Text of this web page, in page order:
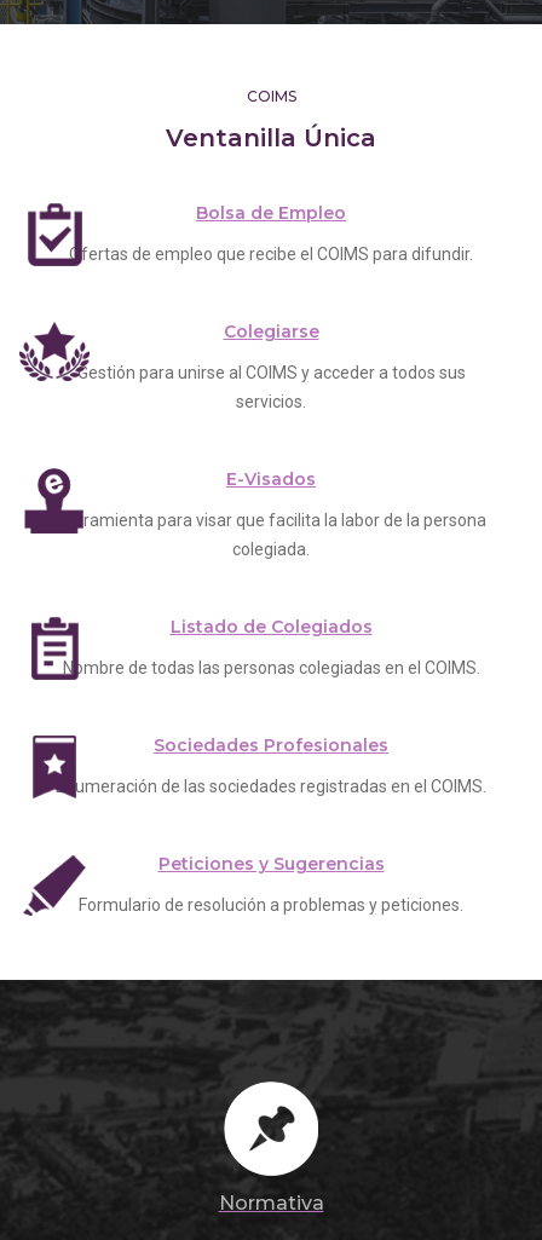
COIMS
Ventanilla Única
Bolsa de Empleo
Ofertas de empleo que recibe el COIMS para difundir.
Colegiarse
Gestión para unirse al COIMS y acceder a todos sus
servicios.
E-Visados
Herramienta para visar que facilita la labor de la persona
colegiada.
Listado de Colegiados
Nombre de todas las personas colegiadas en el COIMS.
Sociedades Profesionales
Enumeración de las sociedades registradas en el COIMS.
Peticiones y Sugerencias
Formulario de resolución a problemas y peticiones.
Normativa